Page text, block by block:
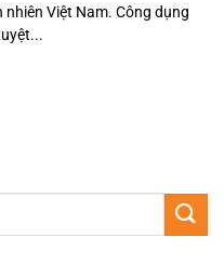
Việt Nam. Công dụng